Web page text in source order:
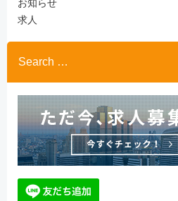
ブ
求人
Search
for: